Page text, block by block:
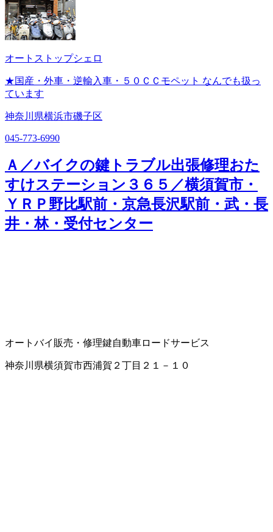
オートストップシェロ
★国産・外車・逆輸入車・５０ＣＣモペット なんでも扱っ
ています
神奈川県横浜市磯子区
045-773-6990
Ａ／バイクの鍵トラブル出張修理おた
すけステーション３６５／横須賀市・
ＹＲＰ野比駅前・京急長沢駅前・武・長
井・林・受付センター
オートバイ販売・修理鍵自動車ロードサービス
神奈川県横須賀市西浦賀２丁目２１－１０